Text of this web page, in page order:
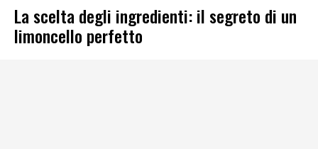
La scelta degli ingredienti: il segreto di un
limoncello perfetto